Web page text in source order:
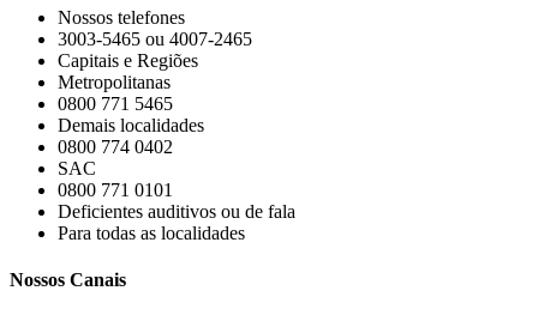
Nossos telefones
3003-5465 ou 4007-2465
Capitais e Regiões
Metropolitanas
0800 771 5465
Demais localidades
0800 774 0402
SAC
0800 771 0101
Deficientes auditivos ou de fala
Para todas as localidades
Nossos Canais